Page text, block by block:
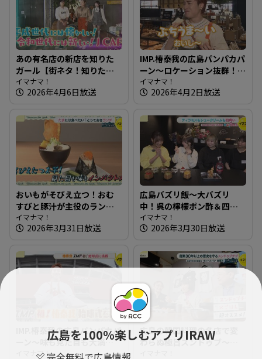
広島を100％楽しむアプリIRAW
あの有名店の新店を知りた
ガール【街ネタ！知りたガ
ール】
イマナマ！
2026年4月6日放送
IMP.椿泰我の広島パンパカパ
ーン～ロケーション抜群！
観光客も集まる人気スポッ
トのパン屋さん
イマナマ！
2026年4月2日放送
おいもがそびえ立つ！おむ
すびと豚汁が主役のランチ
～おむすびと豚汁 nae【た
まにはそとランチ】
イマナマ！
2026年3月31日放送
広島バズリ飯～大バズリ
中！呉の檸檬ポン酢＆四角
いスイーツ【街ネタ！知り
たガール】
イマナマ！
2026年3月30日放送
IMP.椿泰我の広島パンパカパ
ーン～味も見た目も大満
足！クロワッサン専門店 ＆
イマナマ！
広島の韓国料理の名店で変
わらぬ極旨スンドゥブ～オ